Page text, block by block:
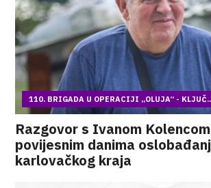
110. BRIGADA U OPERACIJI „OLUJA“ -
Razgovor s Ivanom
povijesnim danima
karlovačkog kraja